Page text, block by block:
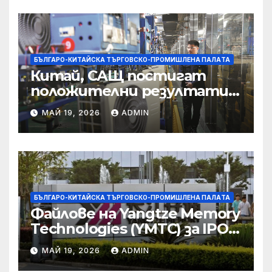
корпоративната
престъпност
БЪЛГАРО-КИТАЙСКА ТЪРГОВСКО-ПРОМИШЛЕНА ПАЛAТА
Китай, САЩ постигат
положителни резултати в
икономическите и
търговски консултации:
министерство
МАЙ 19, 2026 ADMIN
БЪЛГАРО-КИТАЙСКА ТЪРГОВСКО-ПРОМИШЛЕНА ПАЛAТА
Файлове на Yangtze Memory
Technologies (YMTC) за IPO
на STAR Market
МАЙ 19, 2026 ADMIN